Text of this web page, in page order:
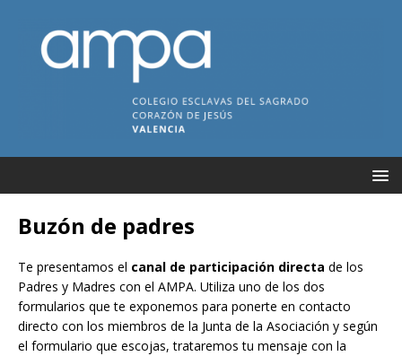
Buzón de padres
Te presentamos el canal de participación directa de los
Padres y Madres con el AMPA. Utiliza uno de los dos
formularios que te exponemos para ponerte en contacto
directo con los miembros de la Junta de la Asociación y según
el formulario que escojas, trataremos tu mensaje con la